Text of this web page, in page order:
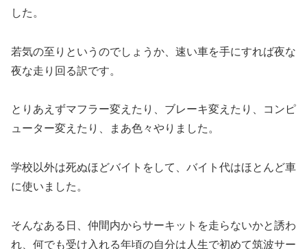
した。
若気の至りというのでしょうか、速い車を手にすれば夜な
夜な走り回る訳です。
とりあえずマフラー変えたり、ブレーキ変えたり、コンピ
ューター変えたり、まあ色々やりました。
学校以外は死ぬほどバイトをして、バイト代はほとんど車
に使いました。
そんなある日、仲間内からサーキットを走らないかと誘わ
れ、何でも受け入れる年頃の自分は人生で初めて筑波サー